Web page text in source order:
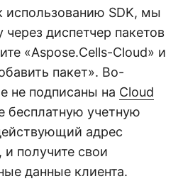
использованию SDK, мы
диспетчер пакетов
«Aspose.Cells-Cloud» и
пакет». Во-
не подписаны на Cloud
бесплатную учетную
адрес
получите свои
данные клиента.